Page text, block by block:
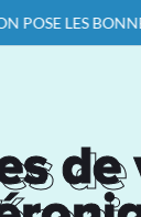
LES BONNES
de